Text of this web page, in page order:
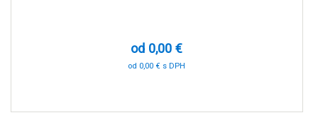
od 0,00 €
od 0,00 € s DPH